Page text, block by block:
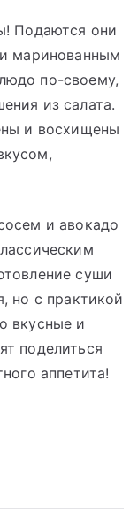
Подаются они
маринованным
по-своему,
из салата.
и восхищены
и авокадо
суши
но с практикой
вкусные и
поделиться
аппетита!